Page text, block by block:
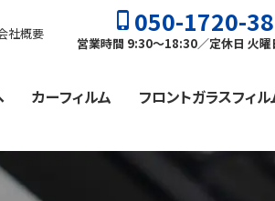
社概要
phone_iphone 050-1720-
営業時間 9:30〜18:30／定休日 火曜
カーフィルム フロントガラスフィル